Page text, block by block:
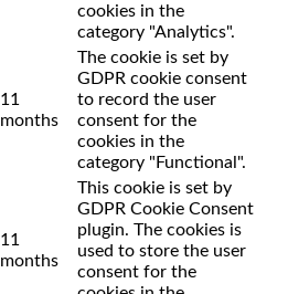
cookies in the
category "Analytics".
11
months
The cookie is set by
GDPR cookie consent
to record the user
consent for the
cookies in the
category "Functional".
11
months
This cookie is set by
GDPR Cookie Consent
plugin. The cookies is
used to store the user
consent for the